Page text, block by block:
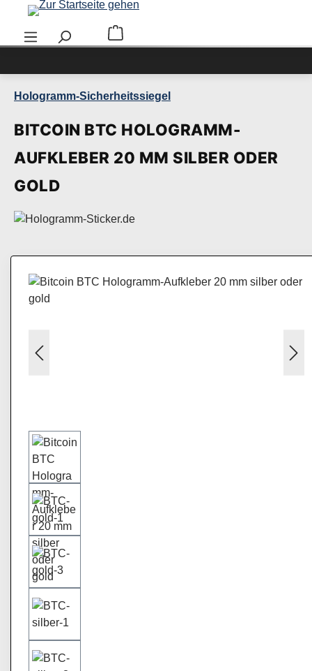
Zum Hauptinhalt springen
Warenkorb enthält 0 Positionen. Der
Hologramm-Sicherheitssiegel
BITCOIN BTC HOLOGRAMM-
AUFKLEBER 20 MM SILBER ODER
GOLD
Bildergalerie überspringen